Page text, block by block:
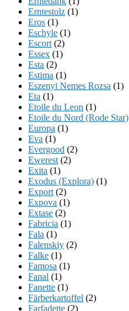
Erntestolz (1)
Eros (1)
Eschyle (1)
Escort (2)
Essex (1)
Esta (2)
Estima (1)
Eszenyi Nemes Rozsa (1)
Eta (1)
Etoile du Leon (1)
Etoile du Nord (Rode Star)
Europa (1)
Eva (1)
Evergood (2)
Ewerest (2)
Exita (1)
Exodus (Explora) (1)
Export (2)
Expova (1)
Extase (2)
Fabricia (1)
Fala (1)
Falenskiy (2)
Falke (1)
Famosa (1)
Fanal (1)
Fanette (1)
Färberkartoffel (2)
Farfadette (2)